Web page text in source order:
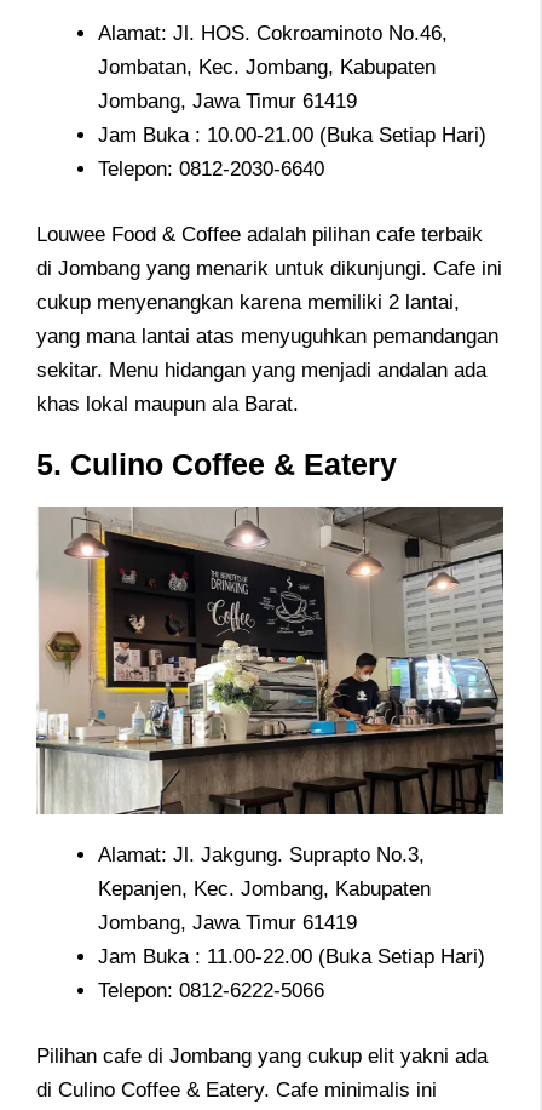
Alamat: Jl. HOS. Cokroaminoto No.46,
Jombatan, Kec. Jombang, Kabupaten
Jombang, Jawa Timur 61419
Jam Buka : 10.00-21.00 (Buka Setiap Hari)
Telepon: 0812-2030-6640
Louwee Food & Coffee adalah pilihan cafe terbaik
di Jombang yang menarik untuk dikunjungi. Cafe ini
cukup menyenangkan karena memiliki 2 lantai,
yang mana lantai atas menyuguhkan pemandangan
sekitar. Menu hidangan yang menjadi andalan ada
khas lokal maupun ala Barat.
5. Culino Coffee & Eatery
Alamat: Jl. Jakgung. Suprapto No.3,
Kepanjen, Kec. Jombang, Kabupaten
Jombang, Jawa Timur 61419
Jam Buka : 11.00-22.00 (Buka Setiap Hari)
Telepon: 0812-6222-5066
Pilihan cafe di Jombang yang cukup elit yakni ada
di Culino Coffee & Eatery. Cafe minimalis ini